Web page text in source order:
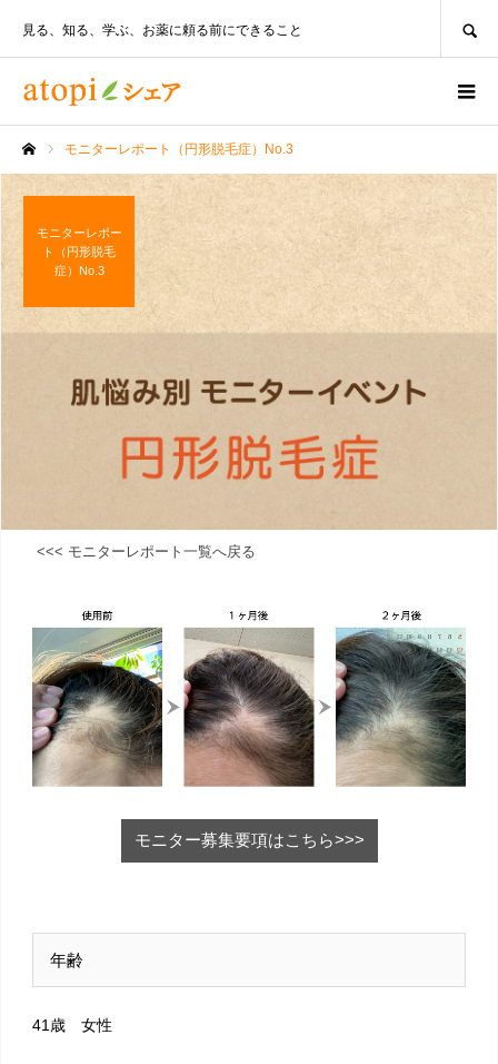
見る、知る、学ぶ、お薬に頼る前にできること
モニターレポート（円形脱毛症）No.3
モニターレポー
ト（円形脱毛
症）No.3
<<< モニターレポート一覧へ戻る
モニター募集要項はこちら>>>
年齢
41歳 女性